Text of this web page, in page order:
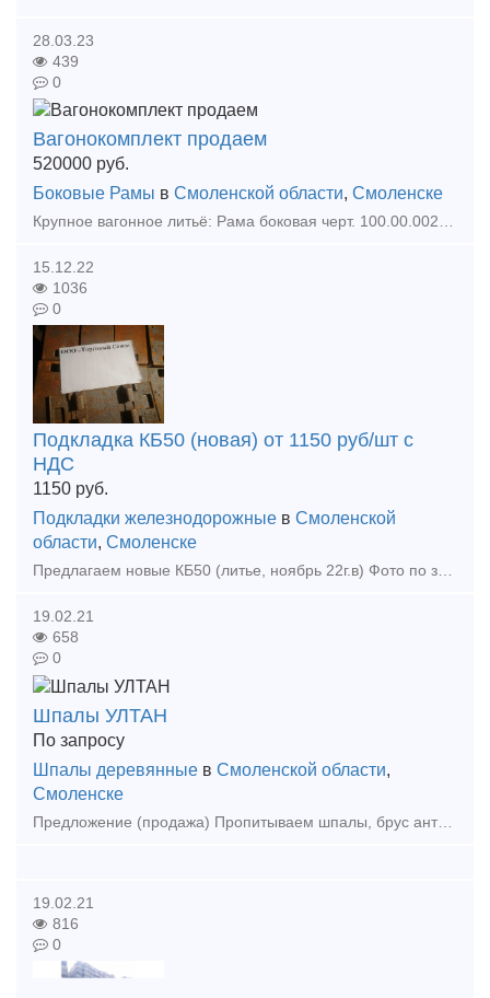
28.03.23
439
0
Вагонокомплект продаем
520000 руб.
Боковые Рамы в Смоленской области, Смоленске
Крупное вагонное литьё: Рама боковая черт. 100.00.002-4; балка надрессорная черт. 100.00.001-6, производства КНР (2013г. выпуска), ранее в эксплуатации не находившихся, на нижеследующи
15.12.22
1036
0
Подкладка КБ50 (новая) от 1150 руб/шт с
НДС
1150 руб.
Подкладки железнодорожные в Смоленской
области, Смоленске
Предлагаем новые КБ50 (литье, ноябрь 22г.в) Фото по запросу, цена от объема, минимальная отгрузка 300шт от 300шт -1300 руб/шт с НДС и доставкой от 700шт -1250 руб/шт с НДС и доставкой от 1000шт -1
19.02.21
658
0
Шпалы УЛТАН
По запросу
Шпалы деревянные в Смоленской области,
Смоленске
Предложение (продажа) Пропитываем шпалы, брус антисептиком УЛТАН по ГОСТ в автоклаве. Сертификат, возможность присутствовать при пропитке. Тип 2 750 р/шт остальное дог
19.02.21
816
0